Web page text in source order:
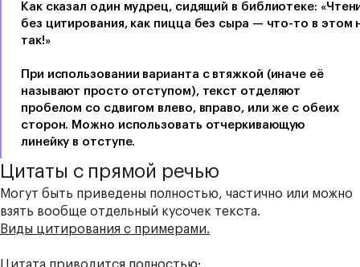
Как сказал один мудрец, сидящий в библиотеке:
без цитирования, как пицца без сыра — что-то в этом
так!»
При использовании варианта с втяжкой (иначе её
называют просто отступом), текст отделяют
пробелом со сдвигом влево, вправо, или же с обеих
сторон. Можно использовать отчеркивающую
линейку в отступе.
Цитаты с прямой речью
Могут быть приведены полностью, частично или можно
взять вообще отдельный кусочек текста.
Виды цитирования с примерами.